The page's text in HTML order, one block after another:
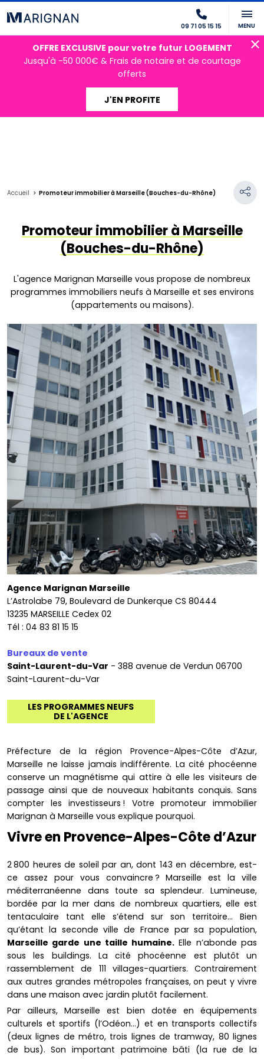
09 71 05 15 15 MENU
OFFRE EXCLUSIVE pour votre futur LOGEMENT
Jusqu'à -50 000€ & Frais de notaire et de courtage
offerts
J'EN PROFITE
Accueil Promoteur immobilier à Marseille (Bouches-du-Rhône)
Promoteur immobilier à Marseille
(Bouches-du-Rhône)
L'agence Marignan Marseille vous propose de nombreux
programmes immobiliers neufs à Marseille et ses environs
(appartements ou maisons).
Agence Marignan Marseille
L’Astrolabe 79, Boulevard de Dunkerque CS 80444
13235 MARSEILLE Cedex 02
Tél : 04 83 81 15 15
Bureaux de vente
Saint-Laurent-du-Var - 388 avenue de Verdun 06700
Saint-Laurent-du-Var
LES PROGRAMMES NEUFS
DE L'AGENCE
Préfecture de la région Provence-Alpes-Côte d’Azur,
Marseille ne laisse jamais indifférente. La cité phocéenne
conserve un magnétisme qui attire à elle les visiteurs de
passage ainsi que de nouveaux habitants conquis. Sans
compter les investisseurs ! Votre promoteur immobilier
Marignan à Marseille vous explique pourquoi.
Vivre en Provence-Alpes-Côte d’Azur
2 800 heures de soleil par an, dont 143 en décembre, est-
ce assez pour vous convaincre ? Marseille est la ville
méditerranéenne dans toute sa splendeur. Lumineuse,
bordée par la mer dans de nombreux quartiers, elle est
tentaculaire tant elle s’étend sur son territoire… Bien
qu’étant la seconde ville de France par sa population,
Marseille garde une taille humaine. Elle n’abonde pas
sous les buildings. La cité phocéenne est plutôt un
rassemblement de 111 villages-quartiers. Contrairement
aux autres grandes métropoles françaises, on peut y vivre
dans une maison avec jardin plutôt facilement.
Par ailleurs, Marseille est bien dotée en équipements
culturels et sportifs (l’Odéon…) et en transports collectifs
(deux lignes de métro, trois lignes de tramway, 80 lignes
de bus). Son important patrimoine bâti (la rue de la